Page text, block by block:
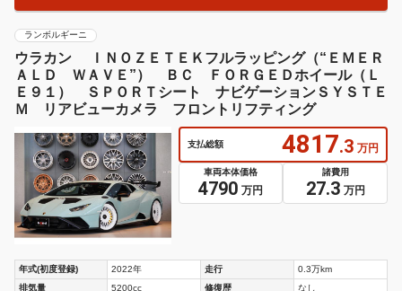
ランボルギーニ
ウラカン ＩＮＯＺＥＴＥＫフルラッピング（“ＥＭＥＲ
ＡＬＤ ＷＡＶＥ”） ＢＣ ＦＯＲＧＥＤホイール（Ｌ
Ｅ９１） ＳＰＯＲＴシート ナビゲーションＳＹＳＴＥ
Ｍ リアビューカメラ フロントリフティング
支払総額 4817.3 万円
車両本体価格
4790 万円
諸費用
27.3 万円
年式(初度登録) 2022年 走行
0.3万km
排気量
5200cc 修復歴 なし